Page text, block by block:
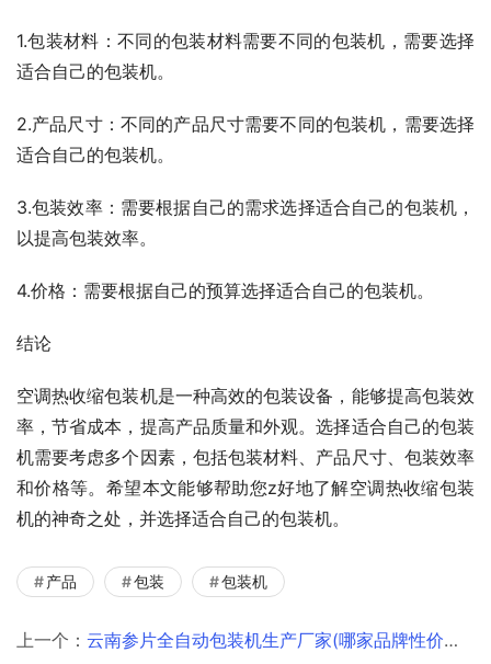
1.包装材料：不同的包装材料需要不同的包装机，需要选择
适合自己的包装机。
2.产品尺寸：不同的产品尺寸需要不同的包装机，需要选择
适合自己的包装机。
3.包装效率：需要根据自己的需求选择适合自己的包装机，
以提高包装效率。
4.价格：需要根据自己的预算选择适合自己的包装机。
结论
空调热收缩包装机是一种高效的包装设备，能够提高包装效
率，节省成本，提高产品质量和外观。选择适合自己的包装
机需要考虑多个因素，包括包装材料、产品尺寸、包装效率
和价格等。希望本文能够帮助您z好地了解空调热收缩包装
机的神奇之处，并选择适合自己的包装机。
产品 包装 包装机
上一个： 云南参片全自动包装机生产厂家(哪家品牌性价比更高)